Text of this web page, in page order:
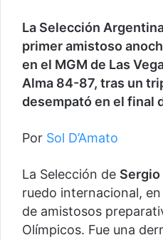
La Selección
primer amistoso
en el MGM de Las
Alma 84-87, tras un
desempató en el final
Por Sol D’Amato
La Selección de Sergio
ruedo internacional,
de amistosos
Olímpicos. Fue una